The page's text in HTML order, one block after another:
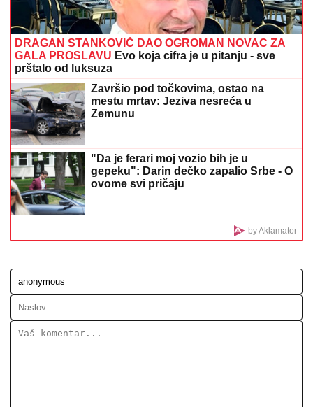
Ovo se dešava u domu Ognjena Amidžića i Mine
Naumović, redovno ih POSEĆUJE ŽENA IZ AZIJE:
"Bio je proces oko papirologije, sa Perunom ne može
da pomogne"
SUSRET O KOJEM BRUJI SRBIJA
Aneli Ahmić stiže na suočavanje sa
se u sve umeša i Sita Ahmić
iranske vojske